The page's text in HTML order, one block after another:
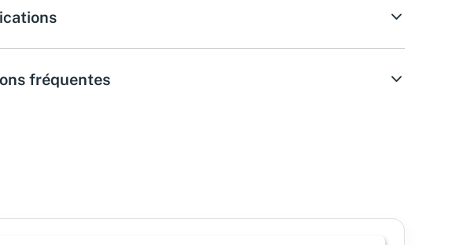
fréquentes